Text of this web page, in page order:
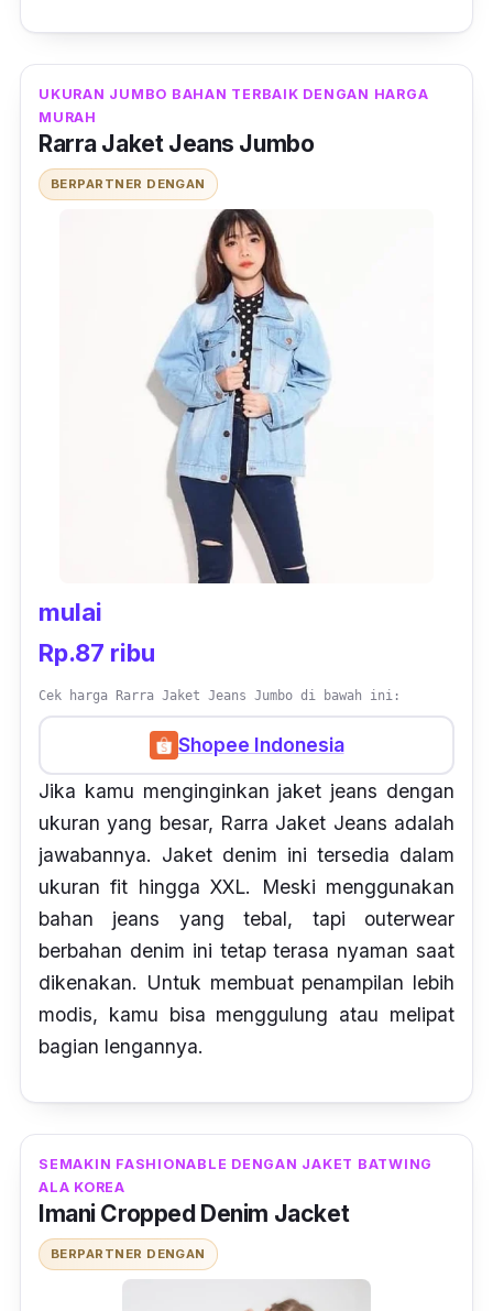
UKURAN JUMBO BAHAN TERBAIK DENGAN HARGA
MURAH
Rarra Jaket Jeans Jumbo
BERPARTNER DENGAN
mulai
Rp.87 ribu
Cek harga Rarra Jaket Jeans Jumbo di bawah ini:
Shopee Indonesia
Jika kamu menginginkan jaket jeans dengan
ukuran yang besar, Rarra Jaket Jeans adalah
jawabannya. Jaket denim ini tersedia dalam
ukuranfit hingga XXL. Meski menggunakan
bahan jeans yang tebal, tapi outerwear
berbahan denim ini tetap terasa nyaman saat
dikenakan. Untuk membuat penampilan lebih
modis, kamu bisa menggulung atau melipat
bagian lengannya.
SEMAKIN FASHIONABLE DENGAN JAKET BATWING
ALA KOREA
Imani Cropped Denim Jacket
BERPARTNER DENGAN